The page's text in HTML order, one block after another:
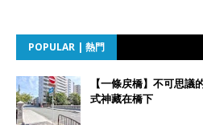
POPULAR | 熱門
【一條戻橋】不可思
式神藏在橋下